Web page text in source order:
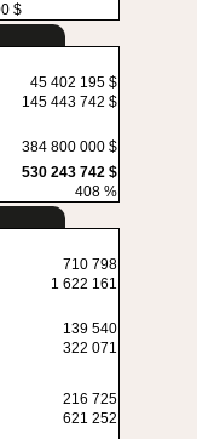
$
45 402 195 $
145 443 742 $
384 800 000 $
530 243 742 $
408 %
710 798
1 622 161
139 540
322 071
216 725
621 252